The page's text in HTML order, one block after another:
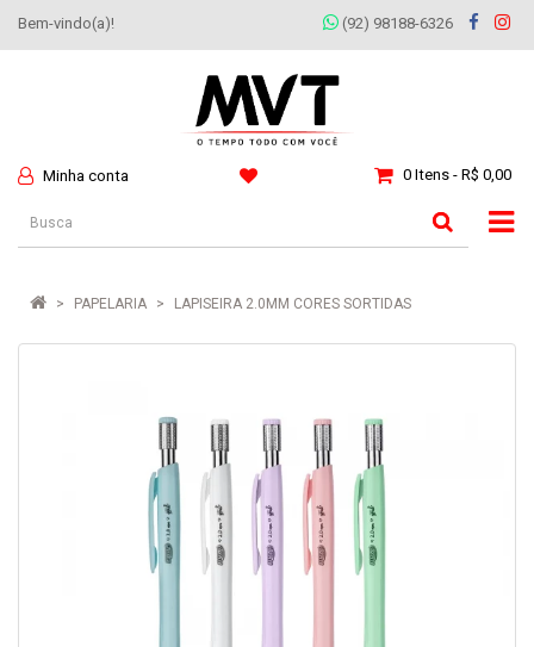
Bem-vindo(a)! (92) 98188-6326
Minha conta 0 Itens - R$ 0,00
PAPELARIA LAPISEIRA 2.0MM CORES SORTIDAS